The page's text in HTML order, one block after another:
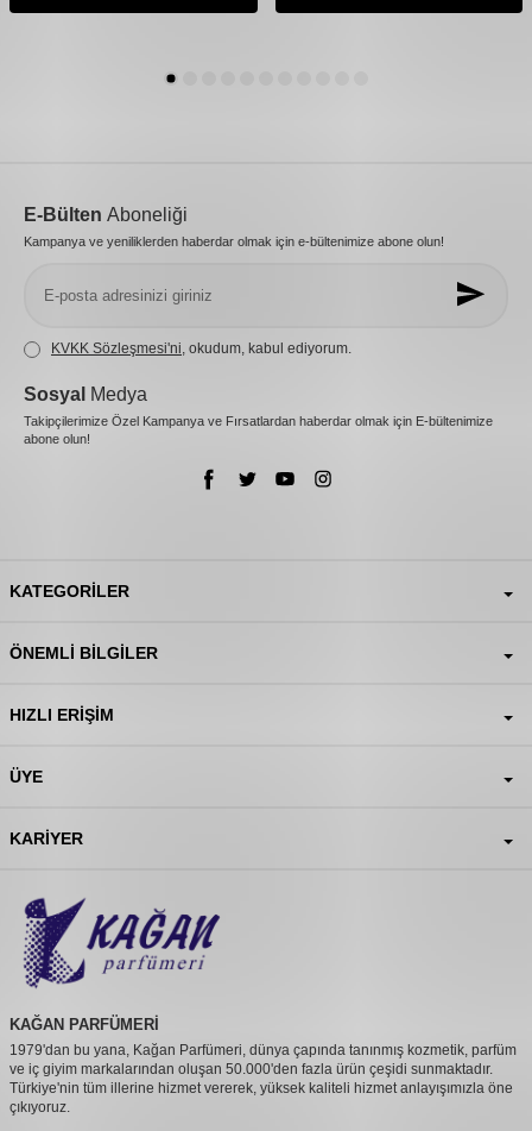
E-Bülten Aboneliği
Kampanya ve yeniliklerden haberdar olmak için e-bültenimize abone olun!
KVKK Sözleşmesi'ni , okudum, kabul ediyorum.
Sosyal Medya
Takipçilerimize Özel Kampanya ve Fırsatlardan haberdar olmak için E-bültenimize
abone olun!
KATEGORILER
ÖNEMLI BILGILER
HIZLI ERIŞIM
ÜYE
KARIYER
KAĞAN PARFÜMERİ
1979'dan bu yana, Kağan Parfümeri, dünya çapında tanınmış kozmetik, parfüm
ve iç giyim markalarından oluşan 50.000'den fazla ürün çeşidi sunmaktadır.
Türkiye'nin tüm illerine hizmet vererek, yüksek kaliteli hizmet anlayışımızla öne
çıkıyoruz.